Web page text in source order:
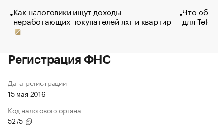
Как налоговики ищут доходы
неработающих покупателей яхт и квартир
Что
для
Регистрация ФНС
Дата регистрации
15 мая 2016
Код налогового органа
5275